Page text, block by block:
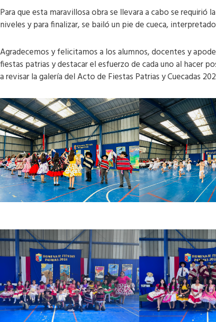
Para que esta maravillosa obra se llevara a cabo se
niveles y para finalizar, se bailó un pie de cueca,
Agradecemos y felicitamos a los alumnos, docentes y
fiestas patrias y destacar el esfuerzo de cada uno al hacer
a revisar la galería del Acto de Fiestas Patrias y Cuecadas